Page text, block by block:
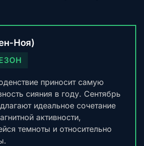
Ноя)
приносит самую
сияния в году. Сентябрь
идеальное сочетание
активности,
темноты и относительно